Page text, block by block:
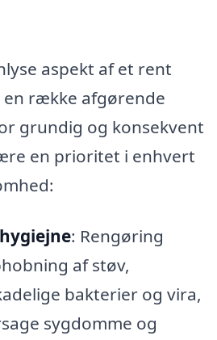
aspekt af et rent
en række afgørende
grundig og konsekvent
en prioritet i enhvert
: Rengøring
af støv,
bakterier og vira,
sygdomme og